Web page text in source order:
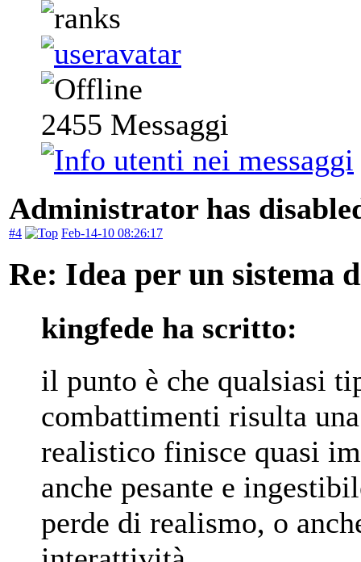
2455 Messaggi
Administrator has
#4 Feb-14-10 08:26:17
Re: Idea per un sistema
kingfede ha scritto:
il punto è che qualsiasi
combattimenti risulta
realistico finisce quasi
anche pesante e
perde di realismo, o